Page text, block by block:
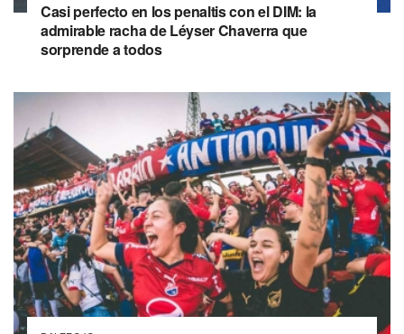
Casi perfecto en los penaltis con el DIM: la
admirable racha de Léyser Chaverra que
sorprende a todos